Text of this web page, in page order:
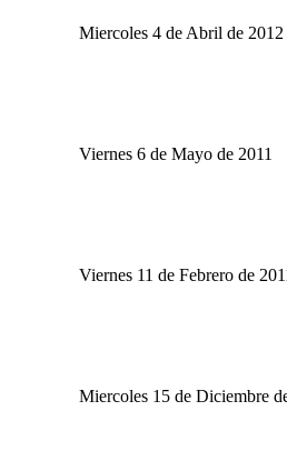
Miercoles 4 de Abril de 2012
Viernes 6 de Mayo de 2011
Viernes 11 de Febrero de
Miercoles 15 de Diciembre